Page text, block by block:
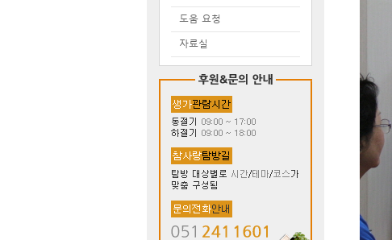
도움 요청
자료실